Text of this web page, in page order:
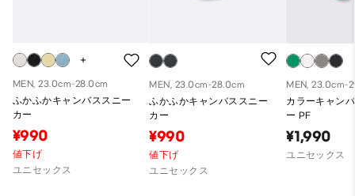
MEN, 23.0cm-28.0cm
ふかふかキャンバススニー
カー
¥990
値下げ
ユニセックス
MEN, 23.0cm-28.0cm
ふかふかキャンバススニー
カー
¥990
値下げ
ユニセックス
MEN, 23.0cm-
カラーキャン
ー PF
¥1,990
ユニセックス